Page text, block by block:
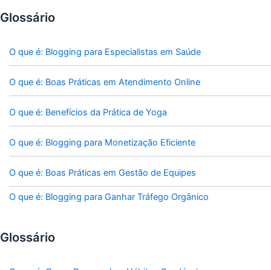
Glossário
O que é: Blogging para Especialistas em Saúde
O que é: Boas Práticas em Atendimento Online
O que é: Benefícios da Prática de Yoga
O que é: Blogging para Monetização Eficiente
O que é: Boas Práticas em Gestão de Equipes
O que é: Blogging para Ganhar Tráfego Orgânico
Glossário